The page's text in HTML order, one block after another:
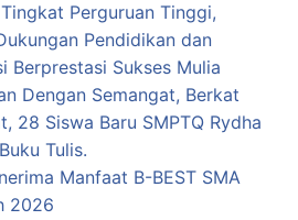
Perguruan Tinggi,
Pendidikan dan
Berprestasi Sukses Mulia
Dengan Semangat, Berkat
28 Siswa Baru SMPTQ Rydha
Tulis.
Manfaat B-BEST SMA
2026